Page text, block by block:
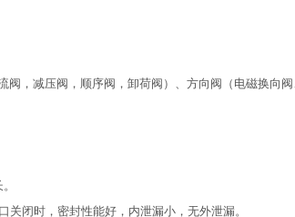
，减压阀，顺序阀，卸荷阀）、方向阀（电磁换向阀
闭时，密封性能好，内泄漏小，无外泄漏。